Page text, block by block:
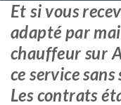
Et si vous
adapté par
chauffeur sur
ce service
Les contrats